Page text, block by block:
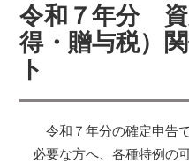
令和７年分 資
得・贈与税）
ト
令和７年分の確定申告
必要な方へ、各種特例の